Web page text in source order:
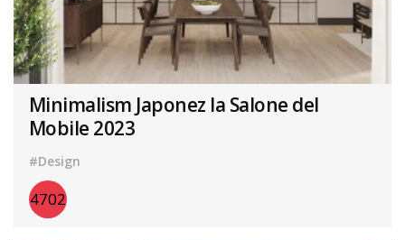
Minimalism Japonez la Salone del
Mobile 2023
#Design
4702